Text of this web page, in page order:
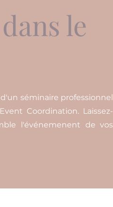
le
séminaire professionnel
Coordination. Laissez-
l'événemenent de vos